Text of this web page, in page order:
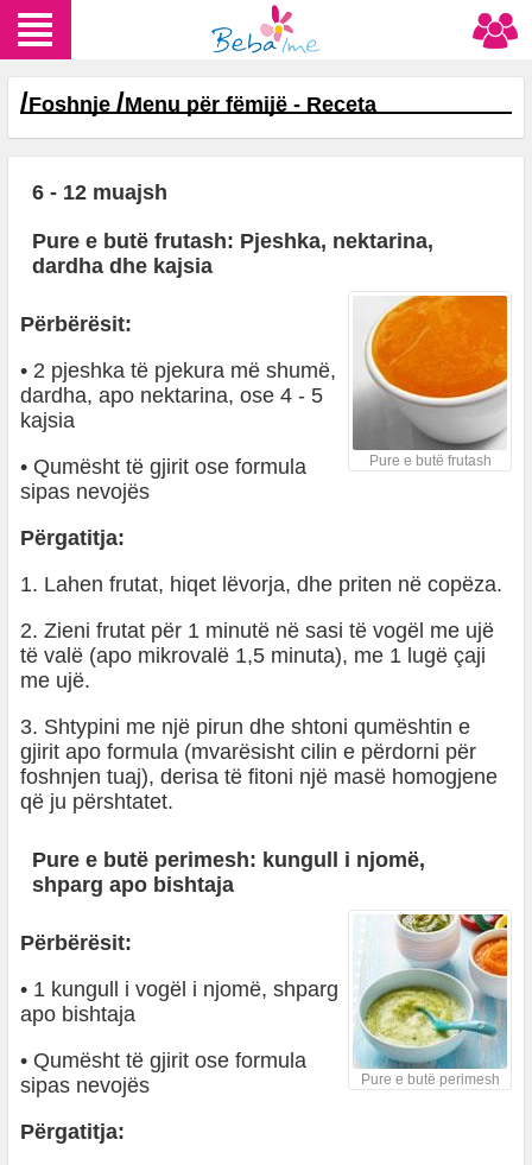
/Foshnje /Menu për fëmijë - Receta
6 - 12 muajsh
Pure e butë frutash: Pjeshka, nektarina,
dardha dhe kajsia
Pure e butë frutash
Përbërësit:
• 2 pjeshka të pjekura më shumë,
dardha, apo nektarina, ose 4 - 5
kajsia
• Qumësht të gjirit ose formula
sipas nevojës
Përgatitja:
1. Lahen frutat, hiqet lëvorja, dhe priten në copëza.
2. Zieni frutat për 1 minutë në sasi të vogël me ujë
të valë (apo mikrovalë 1,5 minuta), me 1 lugë çaji
me ujë.
3. Shtypini me një pirun dhe shtoni qumështin e
gjirit apo formula (mvarësisht cilin e përdorni për
foshnjen tuaj), derisa të fitoni një masë homogjene
që ju përshtatet.
Pure e butë perimesh: kungull i njomë,
shparg apo bishtaja
Pure e butë perimesh
Përbërësit:
• 1 kungull i vogël i njomë, shparg
apo bishtaja
• Qumësht të gjirit ose formula
sipas nevojës
Përgatitja: